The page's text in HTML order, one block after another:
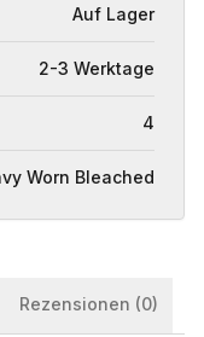
Auf Lager
2-3 Werktage
4
Worn Bleached
Rezensionen (0)